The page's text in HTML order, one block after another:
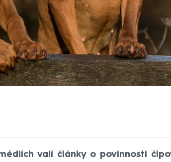
valí články o povinnosti